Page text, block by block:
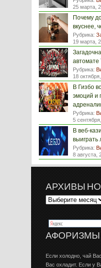
25 марта,
Почему
вкуснее,
Рубрика:
19 марта,
автомате
Рубрика:
18
В Гизбо
эмоций и
Рубрика:
5
В веб-
выиграть
Рубрика:
8 августа,
АРХИВЫ
АФОРИЗМЫ
Если холодно, чай
Вас охладит. Если у